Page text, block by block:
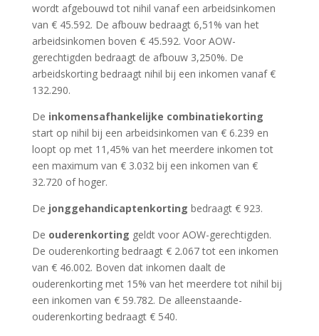
wordt afgebouwd tot nihil vanaf een arbeidsinkomen
van € 45.592. De afbouw bedraagt 6,51% van het
arbeidsinkomen boven € 45.592. Voor AOW-
gerechtigden bedraagt de afbouw 3,250%. De
arbeidskorting bedraagt nihil bij een inkomen vanaf €
132.290.
De inkomensafhankelijke combinatiekorting
start op nihil bij een arbeidsinkomen van € 6.239 en
loopt op met 11,45% van het meerdere inkomen tot
een maximum van € 3.032 bij een inkomen van €
32.720 of hoger.
De jonggehandicaptenkorting bedraagt € 923.
De ouderenkorting geldt voor AOW-gerechtigden.
De ouderenkorting bedraagt € 2.067 tot een inkomen
van € 46.002. Boven dat inkomen daalt de
ouderenkorting met 15% van het meerdere tot nihil bij
een inkomen van € 59.782. De alleenstaande-
ouderenkorting bedraagt € 540.